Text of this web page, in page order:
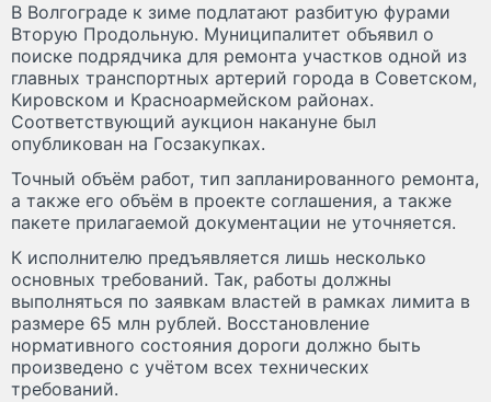
В Волгограде к зиме подлатают разбитую фурами
Вторую Продольную. Муниципалитет объявил о
поиске подрядчика для ремонта участков одной из
главных транспортных артерий города в Советском,
Кировском и Красноармейском районах.
Соответствующий аукцион накануне был
опубликован на Госзакупках.
Точный объём работ, тип запланированного ремонта,
а также его объём в проекте соглашения, а также
пакете прилагаемой документации не уточняется.
К исполнителю предъявляется лишь несколько
основных требований. Так, работы должны
выполняться по заявкам властей в рамках лимита в
размере 65 млн рублей. Восстановление
нормативного состояния дороги должно быть
произведено с учётом всех технических
требований.